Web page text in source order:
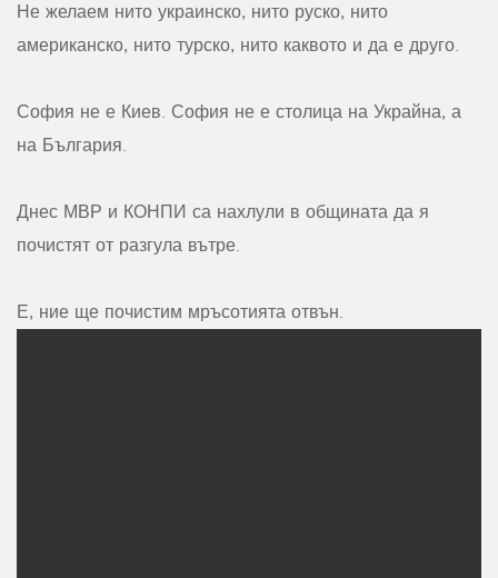
Не желаем нито украинско, нито руско, нито
американско, нито турско, нито каквото и да е друго.
София не е Киев. София не е столица на Украйна, а
на България.
Днес МВР и КОНПИ са нахлули в общината да я
почистят от разгула вътре.
Е, ние ще почистим мръсотията отвън.